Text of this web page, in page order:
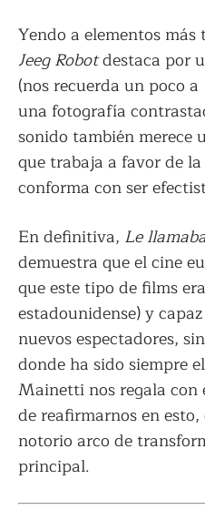
Yendo a elementos más
Jeeg Robotdestaca por
(nos recuerda un poco a
una fotografía
sonido también merece
que trabaja a favor de
conforma con ser
En definitiva, Le
demuestra que el cine
que este tipo de films
estadounidense) y
nuevos espectadores,
donde ha sido siempre
Mainetti nos regala
de reafirmarnos en
notorio arco de
principal.